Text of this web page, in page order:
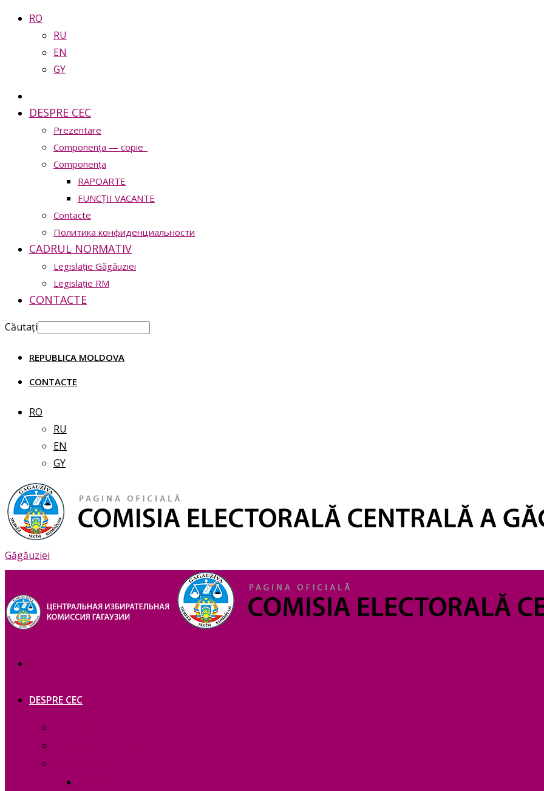
RO
RU
EN
GY
DESPRE CEC
Prezentare
Сomponența — copie_
Сomponența
RAPOARTE
FUNCȚII VACANTE
Contacte
Политика конфиденциальности
CADRUL NORMATIV
Legislație Găgăuziei
Legislație RM
CONTACTE
Căutați
REPUBLICA MOLDOVA
CONTACTE
RO
RU
EN
GY
Găgăuziei
DESPRE CEC